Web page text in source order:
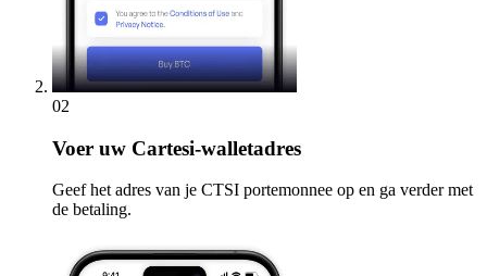
02
Voer uw Cartesi-walletadres
Geef het adres van je CTSI portemonnee op en ga verder met
de betaling.